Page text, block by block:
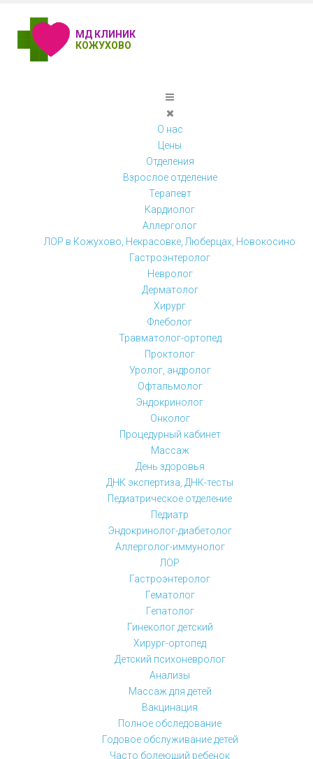
МД КЛИНИК
КОЖУХОВО
О нас
Цены
Отделения
Взрослое отделение
Терапевт
Кардиолог
Аллерголог
ЛОР в Кожухово, Некрасовке, Люберцах, Новокосино
Гастроэнтеролог
Невролог
Дерматолог
Хирург
Флеболог
Травматолог-ортопед
Проктолог
Уролог, андролог
Офтальмолог
Эндокринолог
Онколог
Процедурный кабинет
Массаж
День здоровья
ДНК экспертиза, ДНК-тесты
Педиатрическое отделение
Педиатр
Эндокринолог-диабетолог
Аллерголог-иммунолог
ЛОР
Гастроэнтеролог
Гематолог
Гепатолог
Гинеколог детский
Хирург-ортопед
Детский психоневролог
Анализы
Массаж для детей
Вакцинация
Полное обследование
Годовое обслуживание детей
Часто болеющий ребенок